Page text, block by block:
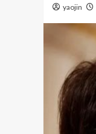
yaojin